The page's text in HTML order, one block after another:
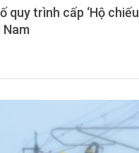
quy trình cấp ‘Hộ chiếu
Nam